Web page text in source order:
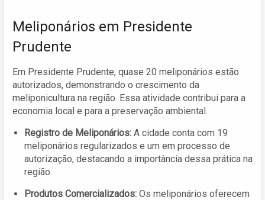
Meliponários em Presidente
Prudente
Em Presidente Prudente, quase 20 meliponários estão
autorizados, demonstrando o crescimento da
meliponicultura na região. Essa atividade contribui para a
economia local e para a preservação ambiental.
Registro de Meliponários: A cidade conta com 19
meliponários regularizados e um em processo de
autorização, destacando a importância dessa prática na
região.
Produtos Comercializados: Os meliponários oferecem